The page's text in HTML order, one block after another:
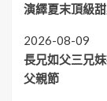
演繹夏末頂級
2026-08-09
長兄如父三兄
父親節